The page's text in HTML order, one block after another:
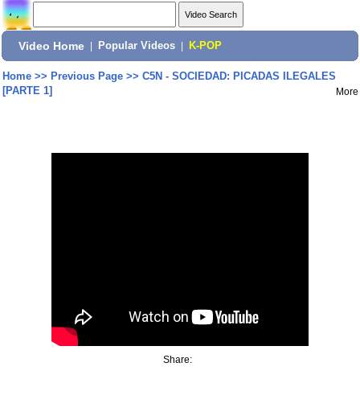
Video Home Popular Videos K-POP
Home>> Previous Page>> C5N - SOCIEDAD: PICADAS ILEGALES
[PARTE 1]
More
Share: